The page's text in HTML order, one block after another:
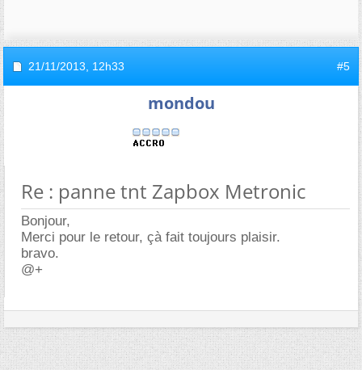
21/11/2013, 12h33 #5
mondou
Re : panne tnt Zapbox Metronic
Bonjour,
Merci pour le retour, çà fait toujours plaisir.
bravo.
@+